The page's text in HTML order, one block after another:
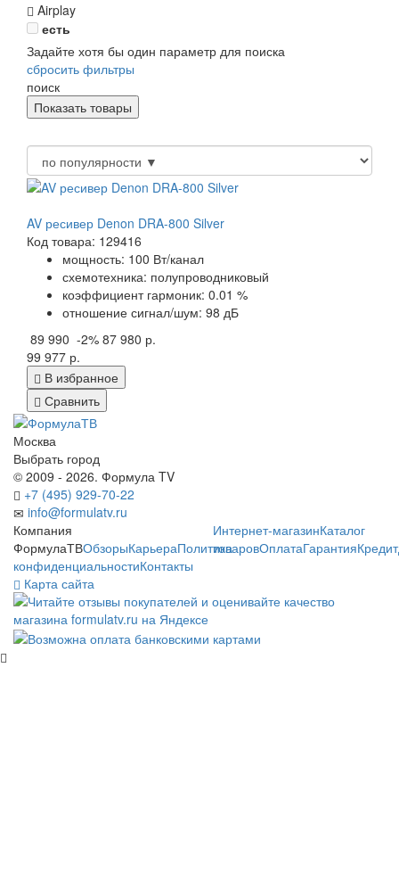
Airplay
есть
Задайте хотя бы один параметр для поиска
сбросить фильтры
поиск
AV ресивер Denon DRA-800 Silver
Код товара: 129416
мощность: 100 Вт/канал
схемотехника: полупроводниковый
коэффициент гармоник: 0.01 %
отношение сигнал/шум: 98 дБ
89 990 -2% 87 980 р.
99 977 р.
В избранное
Сравнить
Москва
Выбрать город
© 2009 - 2026. Формула TV
+7 (495) 929-70-22
info@formulatv.ru
Компания
ФормулаТВОбзорыКарьераПолитика
конфиденциальностиКонтакты
Интернет-магазинКаталог
товаровОплатаГарантияКредит
Карта сайта